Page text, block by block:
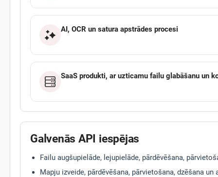
AI, OCR un satura apstrādes procesi
SaaS produkti, ar uzticamu failu glabāšanu un
Galvenās API iespējas
Failu augšupielāde, lejupielāde, pārdēvēšana,
Mapju izveide, pārdēvēšana, pārvietošana, dzēšana un